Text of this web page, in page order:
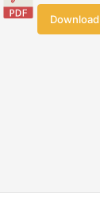
Download